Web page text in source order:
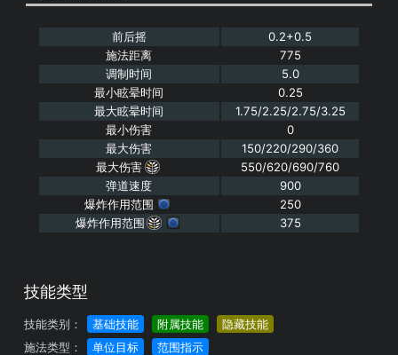
前后摇
0.2+0.5
施法距离
775
调制时间
5.0
最小眩晕时间
0.25
最大眩晕时间
1.75/2.25/2.75/3.25
最小伤害
0
最大伤害
150/220/290/360
最大伤害
550/620/690/760
弹道速度
900
爆炸作用范围
250
爆炸作用范围
375
技能类型
技能类别： 基础技能 附属技能
隐藏技能
施法类型：
单位目标 范围指示